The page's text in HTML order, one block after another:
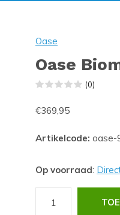
Oase
Oase
(0)
€369,95
Artikelcode: oase-
Op voorraad: